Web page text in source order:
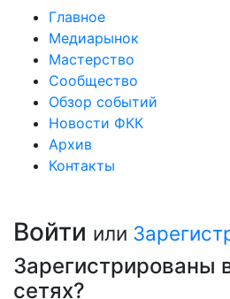
Главное
Медиарынок
Мастерство
Сообщество
Обзор событий
Новости ФКК
Архив
Контакты
Войти или
Зарегистрированы
сетях?